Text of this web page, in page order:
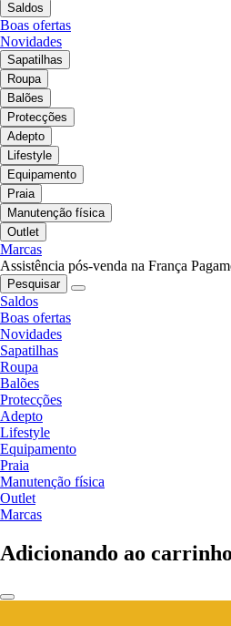
Saldos
Boas ofertas
Novidades
Sapatilhas
Roupa
Balões
Protecções
Adepto
Lifestyle
Equipamento
Praia
Manutenção física
Outlet
Marcas
Assistência pós-venda na França
Pesquisar
Saldos
Boas ofertas
Novidades
Sapatilhas
Roupa
Balões
Protecções
Adepto
Lifestyle
Equipamento
Praia
Manutenção física
Outlet
Marcas
Adicionando ao